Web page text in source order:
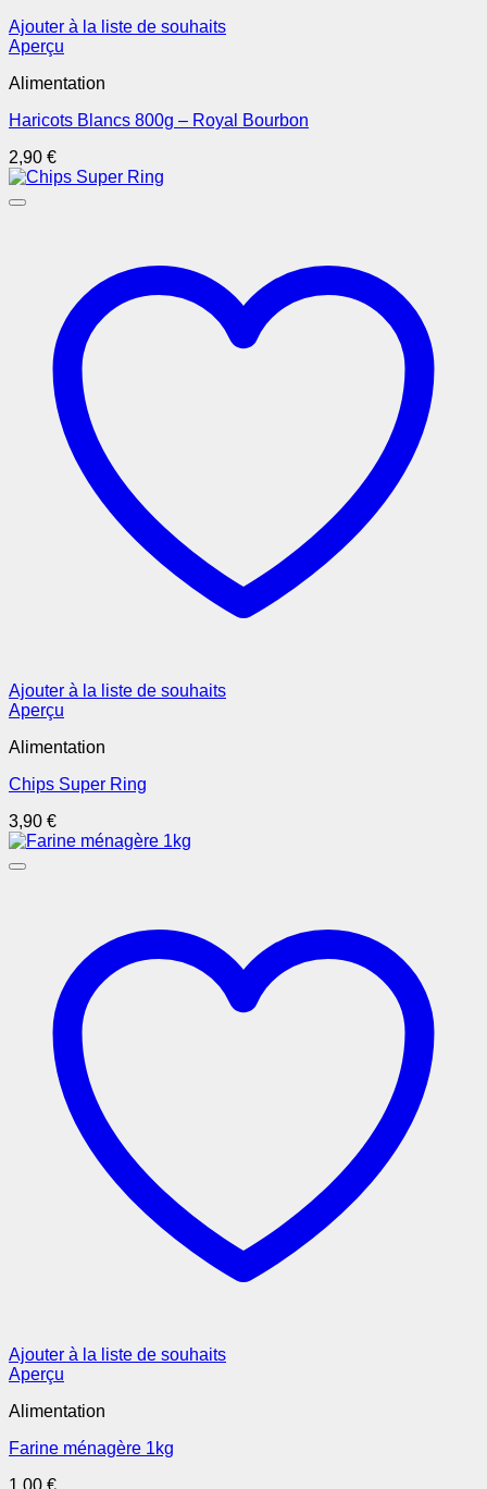
Ajouter à la liste de souhaits
Aperçu
Alimentation
Haricots Blancs 800g – Royal Bourbon
2,90 €
Ajouter à la liste de souhaits
Aperçu
Alimentation
Chips Super Ring
3,90 €
Ajouter à la liste de souhaits
Aperçu
Alimentation
Farine ménagère 1kg
1,00 €